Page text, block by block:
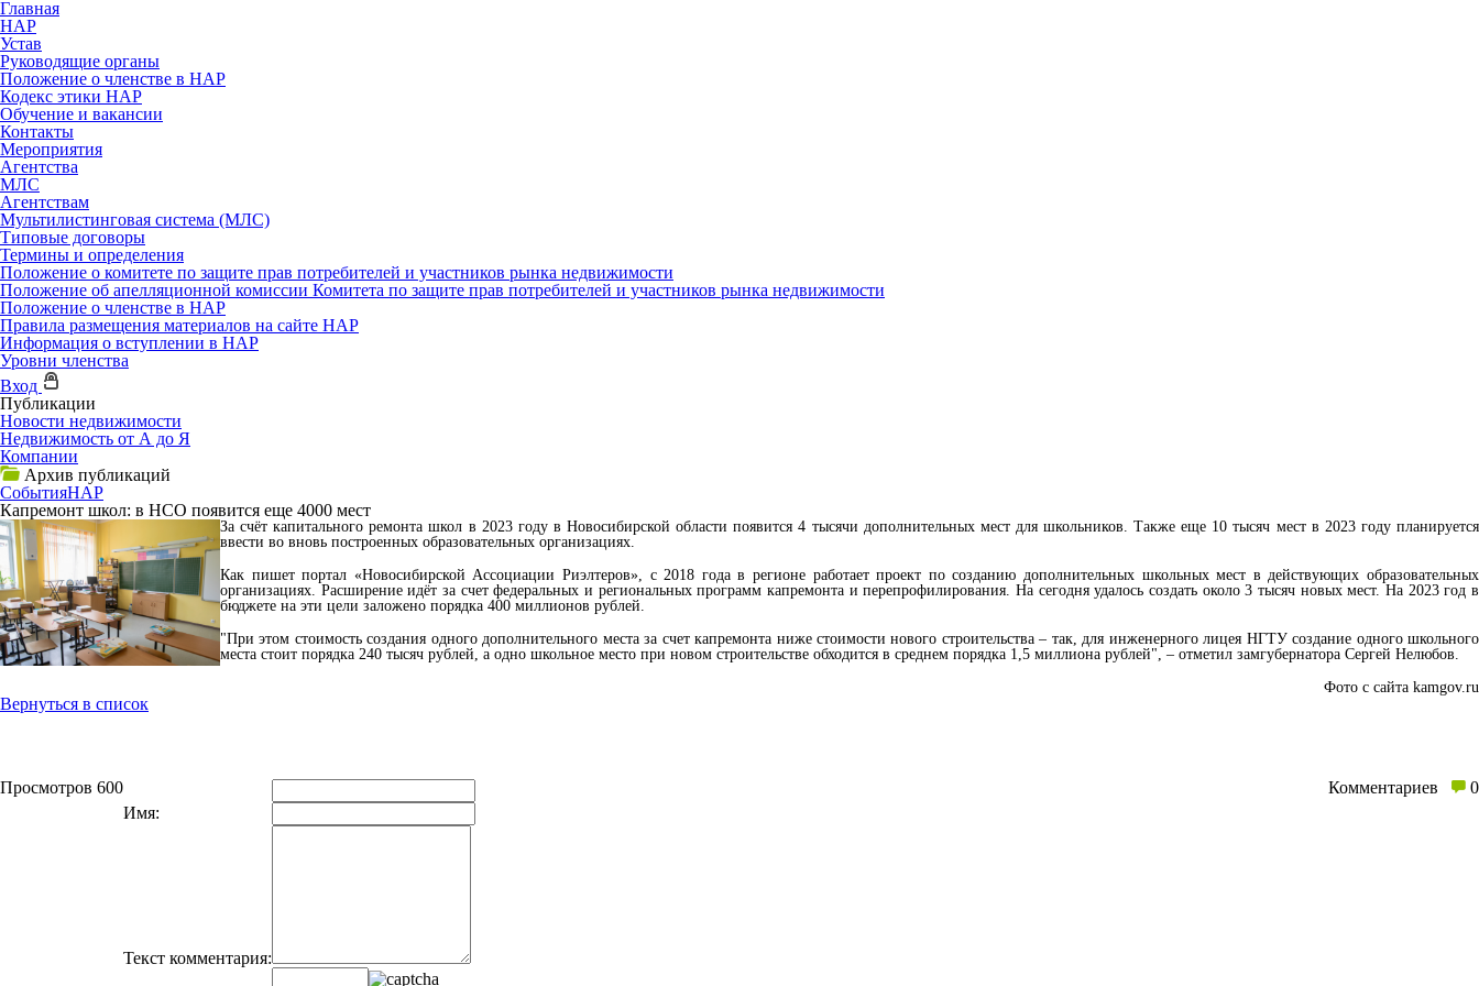
Главная
НАР
Устав
Руководящие органы
Положение о членстве в НАР
Кодекс этики НАР
Обучение и вакансии
Контакты
Мероприятия
Агентства
МЛС
Агентствам
Мультилистинговая система (МЛС)
Типовые договоры
Термины и определения
Положение о комитете по защите прав потребителей и участников рынка недвижимости
Положение об апелляционной комиссии Комитета по защите прав потребителей и участников рынка недвижимости
Положение о членстве в НАР
Правила размещения материалов на сайте НАР
Информация о вступлении в НАР
Уровни членства
Вход
Публикации
Новости недвижимости
Недвижимость от А до Я
Компании
Архив публикаций
СобытияНАР
Капремонт школ: в НСО появится еще 4000 мест
За счёт капитального ремонта школ в 2023 году в Новосибирской области появится 4 тысячи дополнительных мест для школьников. Также еще 10 тысяч мест в 2023 году планируется
ввести во вновь построенных образовательных организациях.
Как пишет портал «Новосибирской Ассоциации Риэлтеров», с 2018 года в регионе работает проект по созданию дополнительных школьных мест в действующих образовательных
организациях. Расширение идёт за счет федеральных и региональных программ капремонта и перепрофилирования. На сегодня удалось создать около 3 тысяч новых мест. На 2023 год в
бюджете на эти цели заложено порядка 400 миллионов рублей.
"При этом стоимость создания одного дополнительного места за счет капремонта ниже стоимости нового строительства – так, для инженерного лицея НГТУ создание одного школьного
места стоит порядка 240 тысяч рублей, а одно школьное место при новом строительстве обходится в среднем порядка 1,5 миллиона рублей", – отметил замгубернатора Сергей Нелюбов.
Фото с сайта kamgov.ru
Вернуться в список
Просмотров 600 Комментариев
0
Имя:
Текст комментария: